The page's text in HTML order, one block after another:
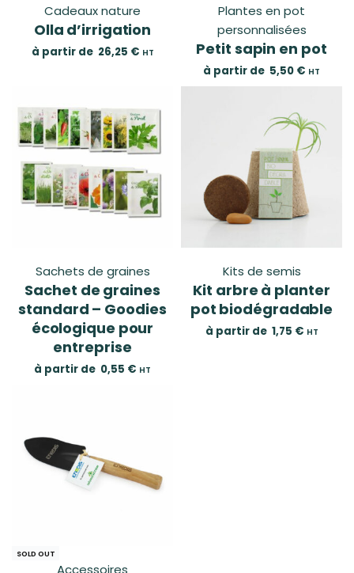
Cadeaux nature
Olla d’irrigation
à partir de 26,25 € HT
Plantes en pot
personnalisées
Petit sapin en pot
à partir de 5,50 € HT
Sachets de graines
Sachet de graines
standard – Goodies
écologique pour
entreprise
à partir de 0,55 € HT
Kits de semis
Kit arbre à planter
pot biodégradable
à partir de 1,75 € HT
SOLD OUT